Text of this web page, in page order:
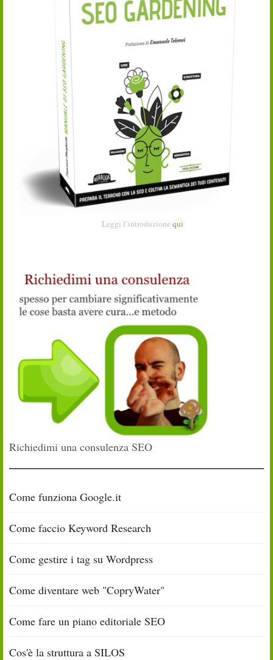
Leggi l’introduzione qui
Richiedimi una consulenza SEO
Come funziona Google.it
Come faccio Keyword Research
Come gestire i tag su Wordpress
Come diventare web "CopryWater"
Come fare un piano editoriale SEO
Cos'è la struttura a SILOS